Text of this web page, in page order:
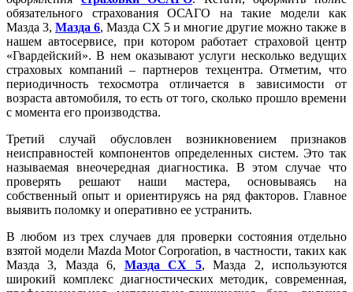
обязательного страхования ОСАГО на такие модели как
Мазда 3, Мазда 6, Мазда СХ 5 и многие другие можно также в
нашем автосервисе, при котором работает страховой центр
«Гвардейский». В нем оказывают услуги несколько ведущих
страховых компаний – партнеров техцентра. Отметим, что
периодичность техосмотра отличается в зависимости от
возраста автомобиля, то есть от того, сколько прошло времени
с момента его производства.
Третий случай обусловлен возникновением признаков
неисправностей компонентов определенных систем. Это так
называемая внеочередная диагностика. В этом случае что
проверять решают наши мастера, основываясь на
собственный опыт и ориентируясь на ряд факторов. Главное
выявить поломку и оперативно ее устранить.
В любом из трех случаев для проверки состояния отдельно
взятой модели Mazda Motor Corporation, в частности, таких как
Мазда 3, Мазда 6, Мазда СХ 5, Мазда 2, используются
широкий комплекс диагностических методик, современная,